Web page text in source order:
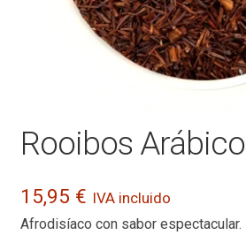
Rooibos Arábico
15,95 € IVA incluido
Afrodisíaco con sabor espectacular.